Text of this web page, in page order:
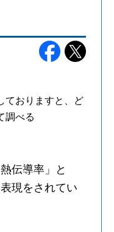
ておりますと、ど
調べる
伝導率」と
現をされてい